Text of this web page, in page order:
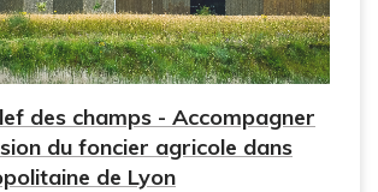
des champs - Accompagner
du foncier agricole dans
de Lyon